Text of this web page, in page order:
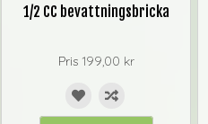
1/2 CC bevattningsbricka
Pris 199,00 kr